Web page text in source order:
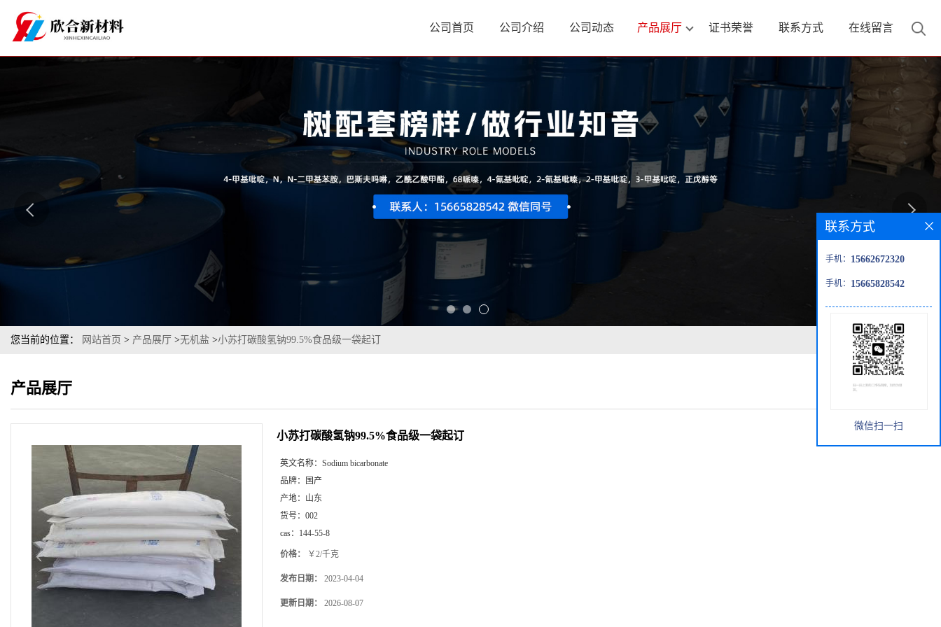
公司首页 公司介绍 公司动态 产品展厅 证书荣誉 联系方式 在线留言
您当前的位置： 网站首页 > 产品展厅 >无机盐 >小苏打碳酸氢钠99.5%食品级一袋起订
产品展厅
小苏打碳酸氢钠99.5%食品级一袋起订
英文名称： Sodium bicarbonate
品牌：
国产
产地： 山东
货号： 002
cas： 144-55-8
价格： ￥2/千克
发布日期： 2023-04-04
更新日期： 2026-08-07
联系方式
手机： 15662672320
手机： 15665828542
微信扫一扫